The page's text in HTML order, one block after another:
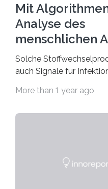
Mit
Analyse des
menschlichen
Früherkennung
Krankheiten
unterstützen
Solche
auch Signale für
Analyse entwickeln
More than 1 year ago